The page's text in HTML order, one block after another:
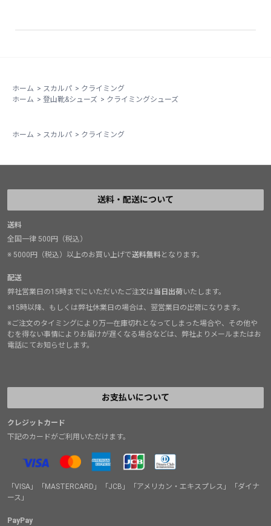
ホーム > スカルパ > クライミング
ホーム > 登山靴&シューズ > クライミングシューズ
ホーム > スカルパ > クライミング
送料・配送について
送料
全国一律 500円（税込）
※ 5000円（税込）以上のお買い上げで送料無料となります。
配送
弊社営業日の15時までにいただいたご注文は当日出荷いたします。
※15時以降、もしくは弊社休業日の場合は、翌営業日の出荷になります。
※ご注文のタイミングにより万一在庫切れとなってしまった場合や、その他や
むを得ない事情によりお届けが遅くなる場合などは、弊社よりメールまたはお
電話にてお知らせします。
お支払いについて
クレジットカード
下記のカードがご利用いただけます。
「VISA」「MASTERCARD」「JCB」「アメリカン・エキスプレス」「ダイナ
ース」
PayPay